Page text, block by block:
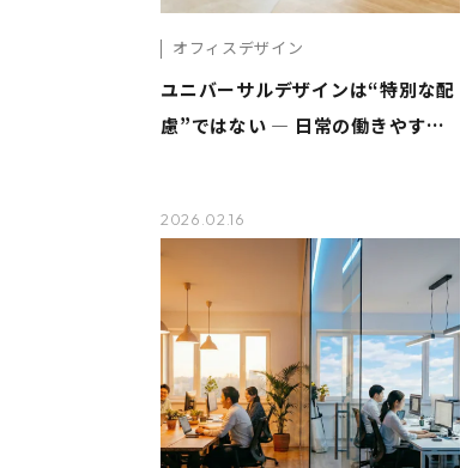
オフィスデザイン
ユニバーサルデザインは“特別な配
慮”ではない ― 日常の働きやすさ
2026.02.16